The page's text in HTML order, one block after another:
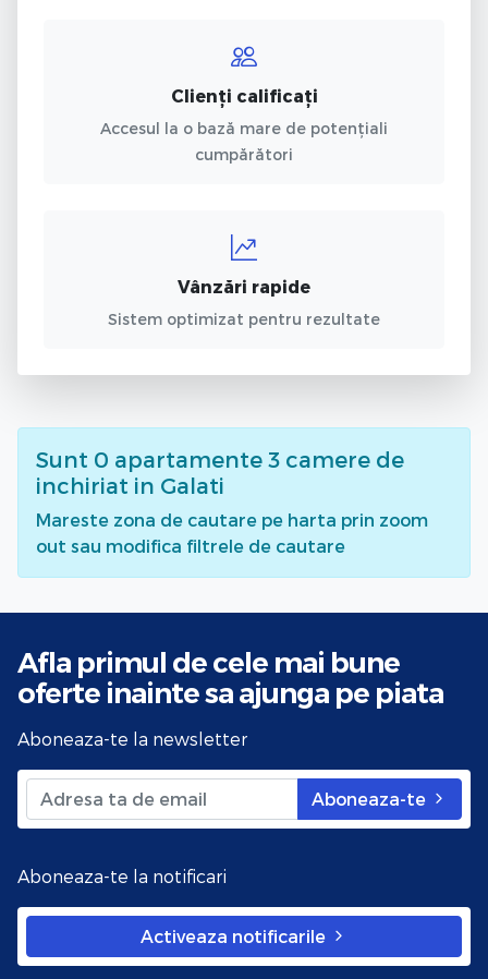
Clienți calificați
Accesul la o bază mare de potențiali
cumpărători
Vânzări rapide
Sistem optimizat pentru rezultate
Sunt 0 apartamente 3 camere de
inchiriat in Galati
Mareste zona de cautare pe harta prin zoom
out sau modifica filtrele de cautare
Afla primul de cele mai bune
oferte inainte sa ajunga pe piata
Aboneaza-te la newsletter
Aboneaza-te
Aboneaza-te la notificari
Activeaza notificarile